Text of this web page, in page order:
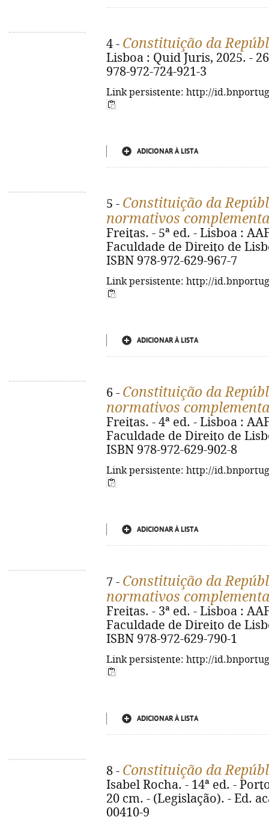
4 - Constituição da
Lisboa : Quid Juris, 2025. -
978-972-724-921-3
Link persistente: http://
ADICIONAR À LISTA
5 - Constituição da
normativos
Freitas. - 5ª ed. - Lisboa :
Faculdade de Direito de
ISBN 978-972-629-967-7
Link persistente: http://
ADICIONAR À LISTA
6 - Constituição da
normativos
Freitas. - 4ª ed. - Lisboa :
Faculdade de Direito de
ISBN 978-972-629-902-8
Link persistente: http://
ADICIONAR À LISTA
7 - Constituição da
normativos
Freitas. - 3ª ed. - Lisboa :
Faculdade de Direito de
ISBN 978-972-629-790-1
Link persistente: http://
ADICIONAR À LISTA
8 - Constituição da
Isabel Rocha. - 14ª ed. -
20 cm. - (Legislação). - Ed.
00410-9